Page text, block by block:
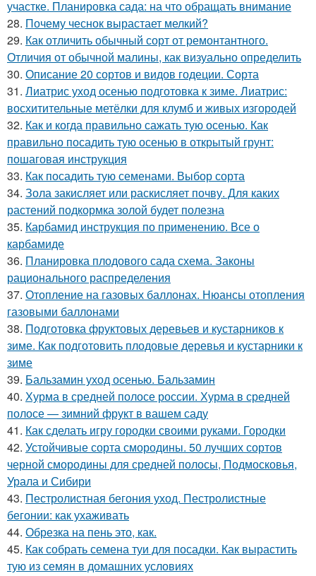
участке. Планировка сада: на что обращать внимание
28. Почему чеснок вырастает мелкий?
29. Как отличить обычный сорт от ремонтантного.
Отличия от обычной малины, как визуально определить
30. Описание 20 сортов и видов годеции. Сорта
31. Лиатрис уход осенью подготовка к зиме. Лиатрис:
восхитительные метёлки для клумб и живых изгородей
32. Как и когда правильно сажать тую осенью. Как
правильно посадить тую осенью в открытый грунт:
пошаговая инструкция
33. Как посадить тую семенами. Выбор сорта
34. Зола закисляет или раскисляет почву. Для каких
растений подкормка золой будет полезна
35. Карбамид инструкция по применению. Все о
карбамиде
36. Планировка плодового сада схема. Законы
рационального распределения
37. Отопление на газовых баллонах. Нюансы отопления
газовыми баллонами
38. Подготовка фруктовых деревьев и кустарников к
зиме. Как подготовить плодовые деревья и кустарники к
зиме
39. Бальзамин уход осенью. Бальзамин
40. Хурма в средней полосе россии. Хурма в средней
полосе — зимний фрукт в вашем саду
41. Как сделать игру городки своими руками. Городки
42. Устойчивые сорта смородины. 50 лучших сортов
черной смородины для средней полосы, Подмосковья,
Урала и Сибири
43. Пестролистная бегония уход. Пестролистные
бегонии: как ухаживать
44. Обрезка на пень это, как.
45. Как собрать семена туи для посадки. Как вырастить
тую из семян в домашних условиях